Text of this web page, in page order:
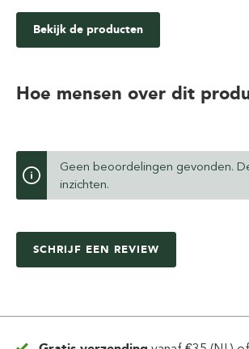
Bekijk de producten
Hoe mensen over dit
Geen beoordelingen gevonden.
inzichten.
SCHRIJF EEN REVIEW